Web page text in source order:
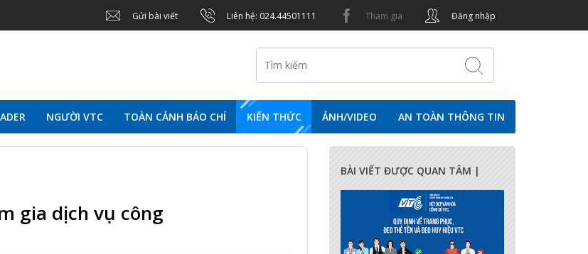
Gửi bài viết Liên hệ: 024.44501111 Tham gia Đăng nhập
NGƯỜI VTC TOÀN CẢNH BÁO CHÍ KIẾN THỨC ẢNH/VIDEO AN TOÀN THÔNG TIN
gia dịch vụ công
BÀI VIẾT ĐƯỢC QUAN TÂM |